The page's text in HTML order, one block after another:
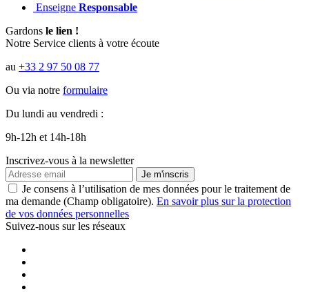
Enseigne Responsable
Gardons le lien !
Notre Service clients à votre écoute
au +33 2 97 50 08 77
Ou via notre formulaire
Du lundi au vendredi :
9h-12h et 14h-18h
Inscrivez-vous à la newsletter
Je m'inscris
Je consens à l’utilisation de mes données pour le traitement de
ma demande (Champ obligatoire). En savoir plus sur la protection
de vos données personnelles
Suivez-nous sur les réseaux